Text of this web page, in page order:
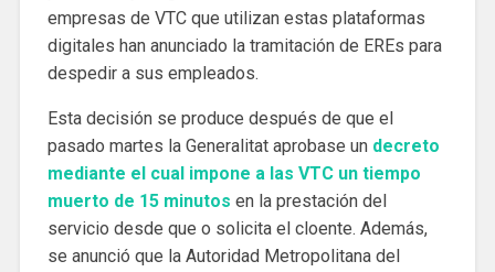
empresas de VTC que utilizan estas plataformas
digitales han anunciado la tramitación de EREs para
despedir a sus empleados.
Esta decisión se produce después de que el
pasado martes la Generalitat aprobase un decreto
mediante el cual impone a las VTC un tiempo
muerto de 15 minutos en la prestación del
servicio desde que o solicita el cloente. Además,
se anunció que la Autoridad Metropolitana del